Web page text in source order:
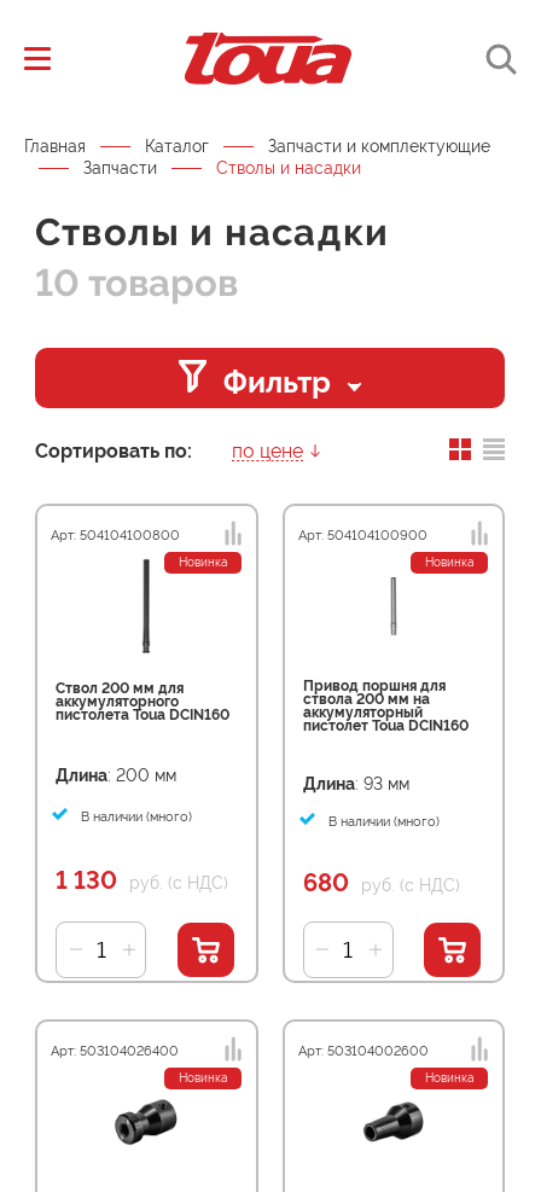
Главная Каталог
Запчасти и комплектующие
Запчасти
Стволы и насадки
Стволы и насадки
10 товаров
Фильтр
Сортировать по: по цене
Арт: 504104100800
Новинка
Cтвол 200 мм для
аккумуляторного
пистолета Toua DCIN160
Длина: 200 мм
В наличии (много)
1 130 руб. (с НДС)
Арт: 504104100900
Новинка
Привод поршня для
ствола 200 мм на
аккумуляторный
пистолет Toua DCIN160
Длина: 93 мм
В наличии (много)
680 руб. (с НДС)
Арт: 503104026400
Новинка
Арт: 503104002600
Новинка